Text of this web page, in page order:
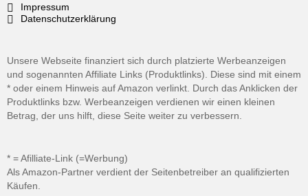
Impressum
Datenschutzerklärung
Unsere Webseite finanziert sich durch platzierte Werbeanzeigen
und sogenannten Affiliate Links (Produktlinks). Diese sind mit einem
* oder einem Hinweis auf Amazon verlinkt. Durch das Anklicken der
Produktlinks bzw. Werbeanzeigen verdienen wir einen kleinen
Betrag, der uns hilft, diese Seite weiter zu verbessern.
* = Afilliate-Link (=Werbung)
Als Amazon-Partner verdient der Seitenbetreiber an qualifizierten
Käufen.